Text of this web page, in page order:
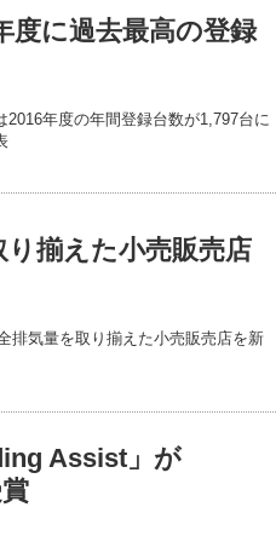
度に過去最高の登録
2016年度の年間登録台数が1,797台に
揃えた小売販売店
排気量を取り揃えた小売販売店を新
Assist」が